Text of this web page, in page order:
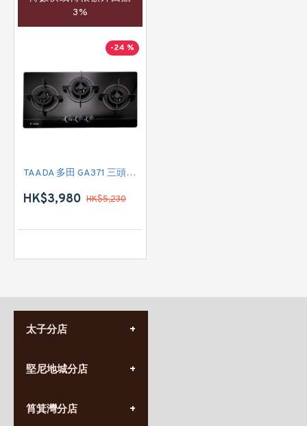
3%
-24 %
TAADA 多田 GA371 三頭氣體煮食爐 (煤氣)
HK$3,980 HK$5,230
太子分店
營業時間:
九龍太子太子道西141號
堅尼地城分店
營業時間:
筲箕灣分店